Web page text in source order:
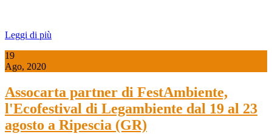
Leggi di più
19
Ago, 2020
Assocarta partner di FestAmbiente,
l'Ecofestival di Legambiente dal 19 al 23
agosto a Ripescia (GR)